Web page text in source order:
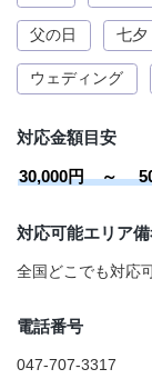
父の日 七夕
ウェディング
対応金額目安
30,000円 ～
対応可能エリア
全国どこでも対応
電話番号
047-707-3317